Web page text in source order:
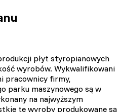
płyt styropianowych
wyrobów. Wykwalifikowani
pracownicy firmy,
parku maszynowego są w
na najwyższym
te wyroby produkowane są